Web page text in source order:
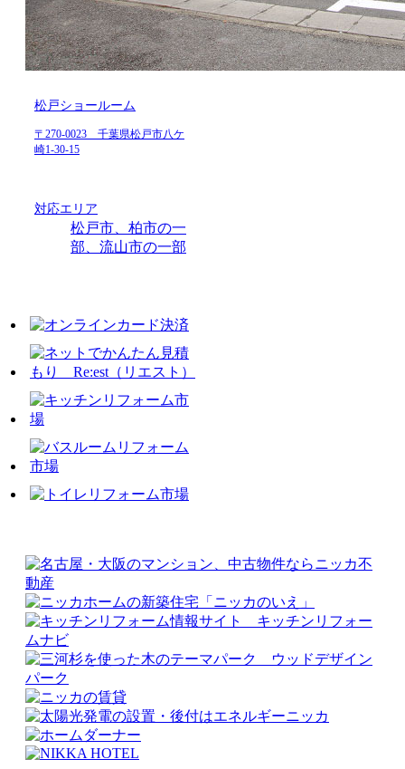
松戸ショールーム
〒270-0023 千葉県松戸市八ケ
崎1-30-15
対応エリア
松戸市、柏市の一
部、流山市の一部